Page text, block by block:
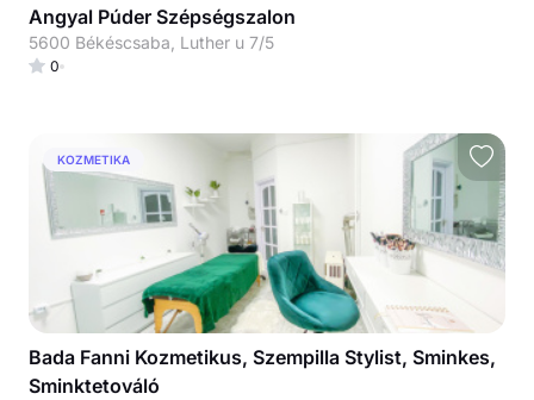
Angyal Púder Szépségszalon
5600 Békéscsaba, Luther u 7/5
0
KOZMETIKA
Bada Fanni Kozmetikus, Szempilla Stylist, Sminkes,
Sminktetováló